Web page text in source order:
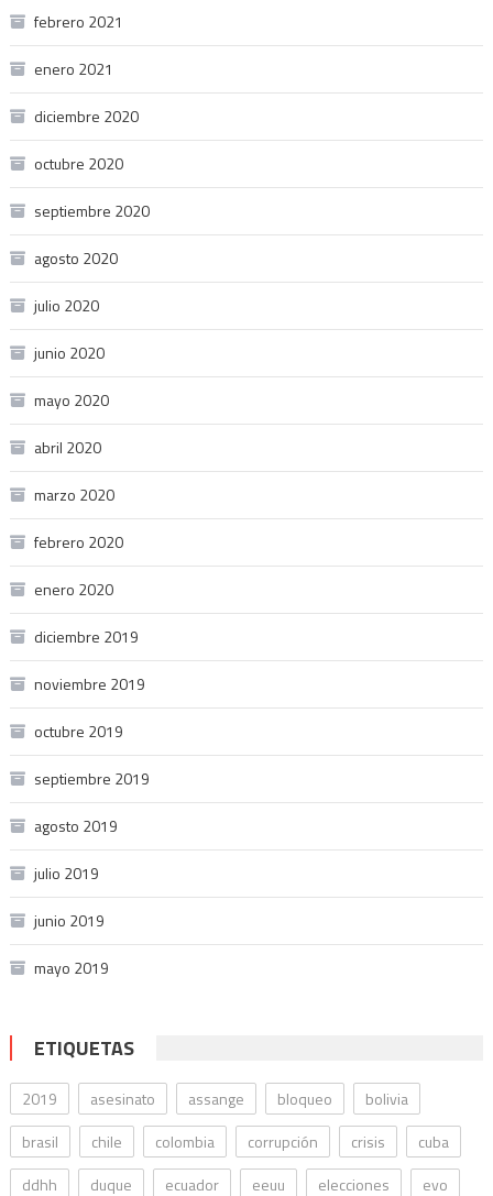
febrero 2021
enero 2021
diciembre 2020
octubre 2020
septiembre 2020
agosto 2020
julio 2020
junio 2020
mayo 2020
abril 2020
marzo 2020
febrero 2020
enero 2020
diciembre 2019
noviembre 2019
octubre 2019
septiembre 2019
agosto 2019
julio 2019
junio 2019
mayo 2019
ETIQUETAS
2019 asesinato assange bloqueo
bolivia
brasil
chile colombia corrupción crisis
cuba
ddhh
duque ecuador eeuu elecciones evo